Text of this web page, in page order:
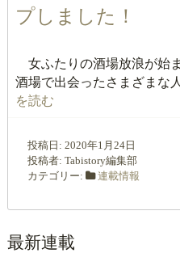
プしました！
女ふたりの酒場放浪が始
酒場で出会ったさまざまな
を読む
投稿日: 2020年1月24日
投稿者: Tabistory編集部
カテゴリー:
連載情報
最新連載